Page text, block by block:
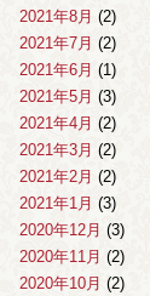
2021年8月 (2)
2021年7月 (2)
2021年6月 (1)
2021年5月 (3)
2021年4月 (2)
2021年3月 (2)
2021年2月 (2)
2021年1月 (3)
2020年12月 (3)
2020年11月 (2)
2020年10月 (2)